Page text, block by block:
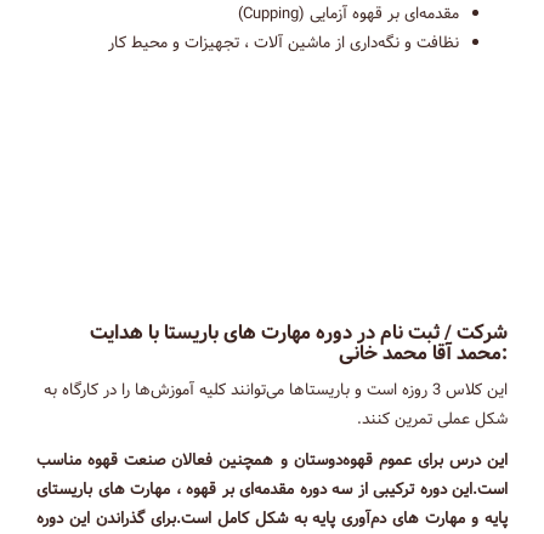
مقدمه‌ای بر قهوه آزمایی (Cupping)
نظافت و نگه‌داری از ماشین آلات ، تجهیزات و محیط کار
شرکت / ثبت نام در دوره مهارت های باریستا با هدایت
:محمد آقا محمد خانی
این کلاس 3 روزه است و باریستاها می‌توانند کلیه آموزش‌ها را در کارگاه به
‌شکل عملی تمرین کنند.
این درس برای عموم قهوه‌دوستان و همچنین فعالان صنعت قهوه مناسب
است.این دوره ترکیبی از سه دوره مقدمه‌ای بر قهوه ، مهارت های باریستای
پایه و مهارت های دم‌آوری پایه به شکل کامل است.برای گذراندن این دوره